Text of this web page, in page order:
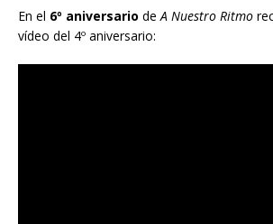
En el 6º aniversario de A Nuestro Ritmo
vídeo del 4º aniversario: